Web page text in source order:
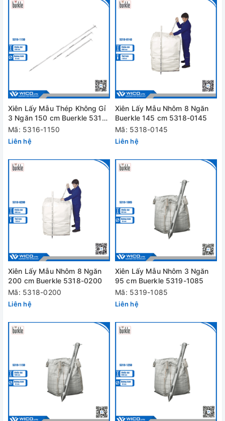
Xiên Lấy Mẫu Thép Không Gỉ
3 Ngăn 150 cm Buerkle 5316-
1150
Mã: 5316-1150
Liên hệ
Xiên Lấy Mẫu Nhôm 8 Ngăn
Buerkle 145 cm 5318-0145
Mã: 5318-0145
Liên hệ
Xiên Lấy Mẫu Nhôm 8 Ngăn
200 cm Buerkle 5318-0200
Mã: 5318-0200
Liên hệ
Xiên Lấy Mẫu Nhôm 3 Ngăn
95 cm Buerkle 5319-1085
Mã: 5319-1085
Liên hệ